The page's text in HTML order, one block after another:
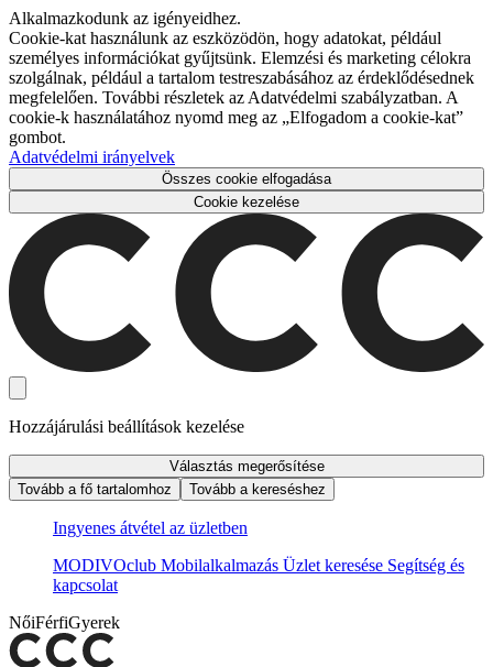
Alkalmazkodunk az igényeidhez.
Cookie-kat használunk az eszközödön, hogy adatokat, például
személyes információkat gyűjtsünk. Elemzési és marketing célokra
szolgálnak, például a tartalom testreszabásához az érdeklődésednek
megfelelően. További részletek az Adatvédelmi szabályzatban. A
cookie-k használatához nyomd meg az „Elfogadom a cookie-kat”
gombot.
Adatvédelmi irányelvek
Összes cookie elfogadása
Cookie kezelése
Hozzájárulási beállítások kezelése
Választás megerősítése
Tovább a fő tartalomhoz
Tovább a kereséshez
Ingyenes átvétel az üzletben
MODIVOclub Mobilalkalmazás Üzlet keresése Segítség és
kapcsolat
NőiFérfiGyerek